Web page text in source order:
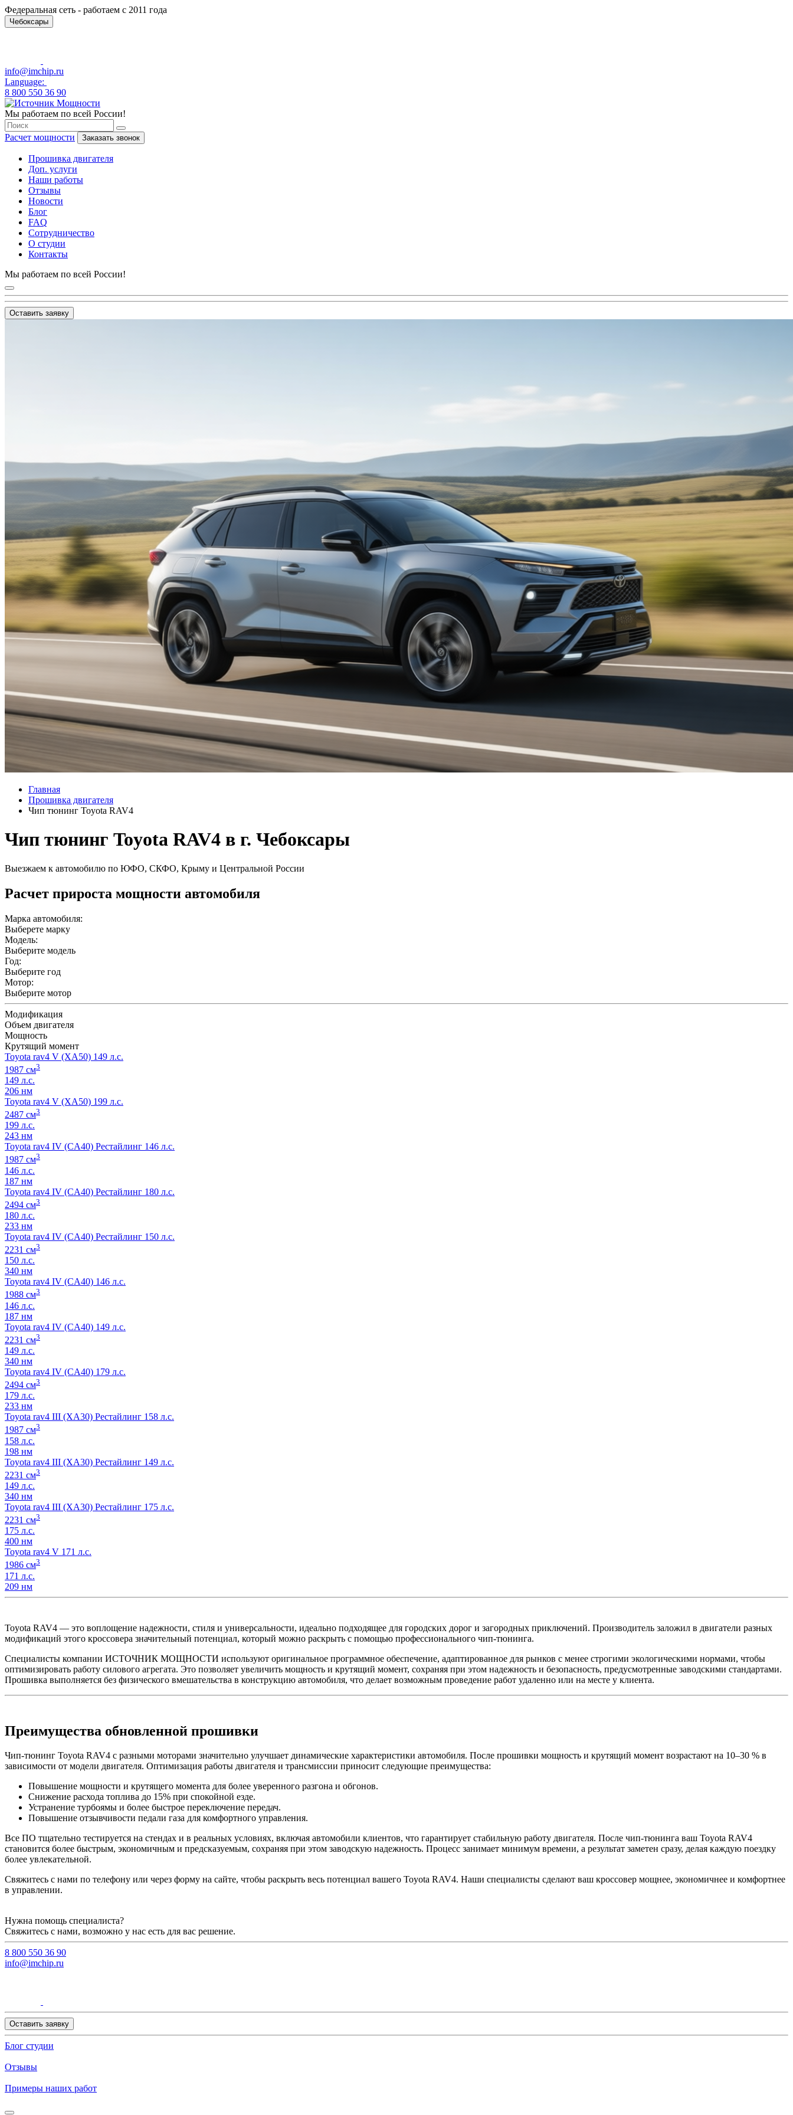
Федеральная сеть - работаем с 2011 года
Чебоксары
info@imchip.ru
Language:
8 800 550 36 90
Мы работаем по всей России!
Расчет мощности Заказать звонок
Прошивка двигателя
Доп. услуги
Наши работы
Отзывы
Новости
Блог
FAQ
Сотрудничество
О студии
Контакты
Мы работаем по всей России!
Оставить заявку
Главная
Прошивка двигателя
Чип тюнинг Toyota RAV4
Чип тюнинг Toyota RAV4 в г. Чебоксары
Выезжаем к автомобилю по ЮФО, СКФО, Крыму и Центральной России
Расчет прироста мощности автомобиля
Марка автомобиля:
Выберете марку
Модель:
Выберите модель
Год:
Выберите год
Мотор:
Выберите мотор
Модификация
Объем двигателя
Мощность
Крутящий момент
Toyota rav4 V (XA50) 149 л.с.
1987 см3
149 л.с.
206 нм
Toyota rav4 V (XA50) 199 л.с.
2487 см3
199 л.с.
243 нм
Toyota rav4 IV (CA40) Рестайлинг 146 л.с.
1987 см3
146 л.с.
187 нм
Toyota rav4 IV (CA40) Рестайлинг 180 л.с.
2494 см3
180 л.с.
233 нм
Toyota rav4 IV (CA40) Рестайлинг 150 л.с.
2231 см3
150 л.с.
340 нм
Toyota rav4 IV (CA40) 146 л.с.
1988 см3
146 л.с.
187 нм
Toyota rav4 IV (CA40) 149 л.с.
2231 см3
149 л.с.
340 нм
Toyota rav4 IV (CA40) 179 л.с.
2494 см3
179 л.с.
233 нм
Toyota rav4 III (XA30) Рестайлинг 158 л.с.
1987 см3
158 л.с.
198 нм
Toyota rav4 III (XA30) Рестайлинг 149 л.с.
2231 см3
149 л.с.
340 нм
Toyota rav4 III (XA30) Рестайлинг 175 л.с.
2231 см3
175 л.с.
400 нм
Toyota rav4 V 171 л.с.
1986 см3
171 л.с.
209 нм
Toyota RAV4 — это воплощение надежности, стиля и универсальности, идеально подходящее для городских дорог и загородных приключений. Производитель заложил в двигатели разных
модификаций этого кроссовера значительный потенциал, который можно раскрыть с помощью профессионального чип-тюнинга.
Специалисты компании ИСТОЧНИК МОЩНОСТИ используют оригинальное программное обеспечение, адаптированное для рынков с менее строгими экологическими нормами, чтобы
оптимизировать работу силового агрегата. Это позволяет увеличить мощность и крутящий момент, сохраняя при этом надежность и безопасность, предусмотренные заводскими стандартами.
Прошивка выполняется без физического вмешательства в конструкцию автомобиля, что делает возможным проведение работ удаленно или на месте у клиента.
Преимущества обновленной прошивки
Чип-тюнинг Toyota RAV4 с разными моторами значительно улучшает динамические характеристики автомобиля. После прошивки мощность и крутящий момент возрастают на 10–30 % в
зависимости от модели двигателя. Оптимизация работы двигателя и трансмиссии приносит следующие преимущества:
Повышение мощности и крутящего момента для более уверенного разгона и обгонов.
Снижение расхода топлива до 15% при спокойной езде.
Устранение турбоямы и более быстрое переключение передач.
Повышение отзывчивости педали газа для комфортного управления.
Все ПО тщательно тестируется на стендах и в реальных условиях, включая автомобили клиентов, что гарантирует стабильную работу двигателя. После чип-тюнинга ваш Toyota RAV4
становится более быстрым, экономичным и предсказуемым, сохраняя при этом заводскую надежность. Процесс занимает минимум времени, а результат заметен сразу, делая каждую поездку
более увлекательной.
Свяжитесь с нами по телефону или через форму на сайте, чтобы раскрыть весь потенциал вашего Toyota RAV4. Наши специалисты сделают ваш кроссовер мощнее, экономичнее и комфортнее
в управлении.
Нужна помощь специалиста?
Свяжитесь с нами, возможно у нас есть для вас решение.
8 800 550 36 90
info@imchip.ru
Оставить заявку
Блог студии
Отзывы
Примеры наших работ